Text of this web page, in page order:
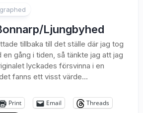
Ljungbyhed
tillbaka till det ställe där jag tog
en gång i tiden, så tänkte jag att jag
lyckades försvinna i en
fanns ett visst värde...
Print Email
Threads